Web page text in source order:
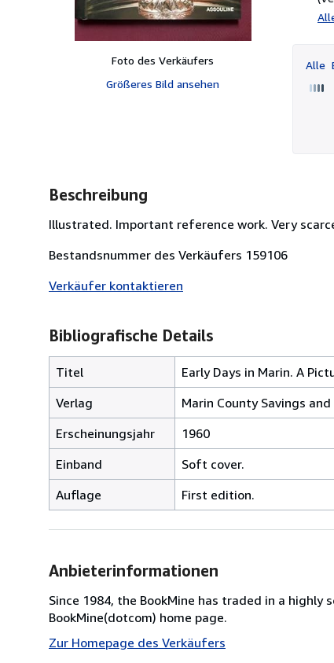
Foto des Verkäufers
Größeres Bild ansehen
Alle
Beschreibung
Illustrated. Important reference work. Very
Bestandsnummer des Verkäufers 159106
Verkäufer kontaktieren
Bibliografische Details
Titel
Early Days in Marin. A
Verlag
Marin County Savings
Erscheinungsjahr
1960
Einband
Soft cover.
Auflage
First edition.
Anbieterinformationen
Since 1984, the BookMine has traded in a
BookMine(dotcom) home page.
Zur Homepage des Verkäufers